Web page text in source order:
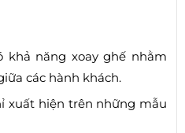
khả năng xoay ghế nhằm
các hành khách.
xuất hiện trên những mẫu